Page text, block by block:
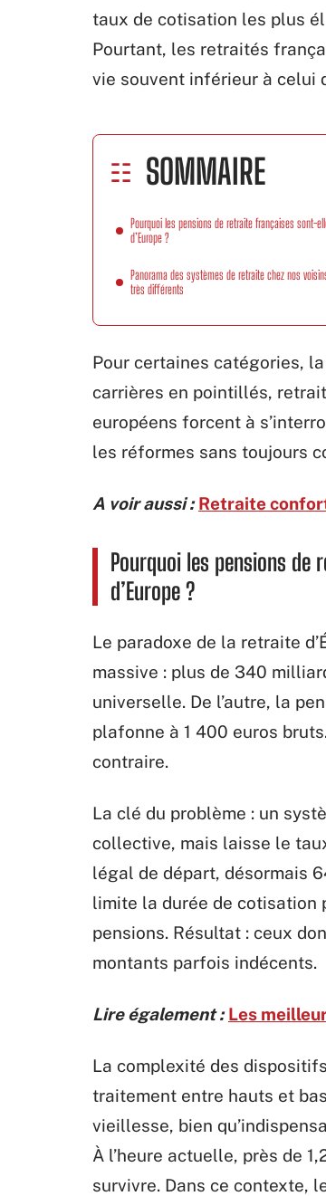
taux de cotisation les plus
Pourtant, les retraités
vie souvent inférieur à celui
SOMMAIRE
Pourquoi les pensions de retraite françaises sont-
d’Europe ?
Panorama des systèmes de retraite chez nos
très différents
Pour certaines catégories,
carrières en pointillés,
européens forcent à
les réformes sans toujours
A voir aussi : Retraite
Pourquoi les pensions
d’Europe ?
Le paradoxe de la retraite
massive : plus de 340
universelle. De l’autre, la
plafonne à 1 400 euros
contraire.
La clé du problème : un
collective, mais laisse le
légal de départ, désormais
limite la durée de cotisation
pensions. Résultat : ceux
montants parfois indécents.
Lire également : Les
La complexité des
traitement entre hauts et
vieillesse, bien
À l’heure actuelle, près de
survivre. Dans ce contexte,